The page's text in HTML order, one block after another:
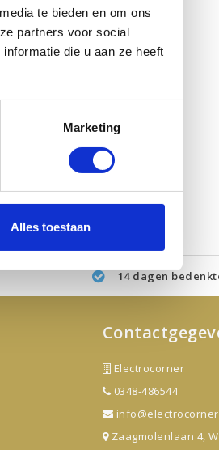
te bieden en om ons
partners voor social
die u aan ze heeft
Marketing
Alles toestaan
14 dagen
Electrocorner
0348-486544
Zaagmolenlaan 4,